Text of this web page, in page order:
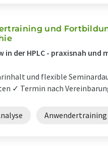
und
in der HPLC - praxisnah und
und flexible
✓ Termin nach
Anwendertraining